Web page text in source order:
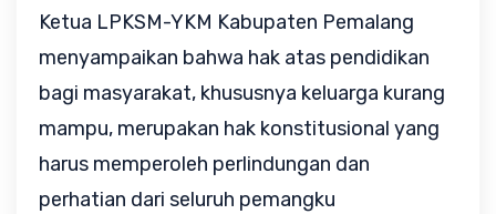
Ketua LPKSM-YKM Kabupaten Pemalang
menyampaikan bahwa hak atas pendidikan
bagi masyarakat, khususnya keluarga kurang
mampu, merupakan hak konstitusional yang
harus memperoleh perlindungan dan
perhatian dari seluruh pemangku